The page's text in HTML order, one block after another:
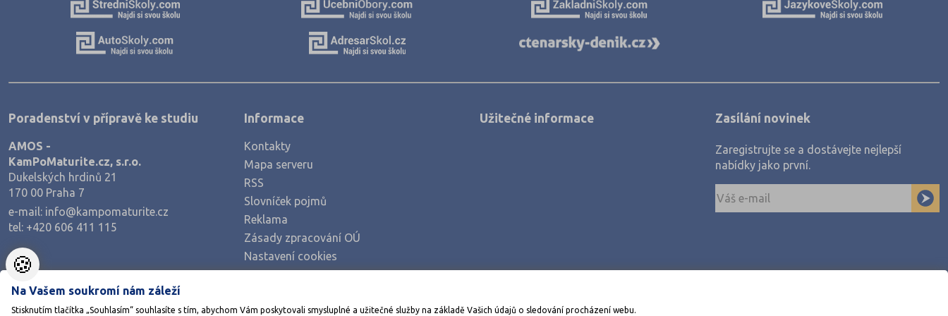
Kutná Hora (33)
Nový Jičín (70)
Poradenství v přípravě ke studiu
AMOS -
KamPoMaturite.cz, s.r.o.
Dukelských hrdinů 21
170 00 Praha 7
e-mail: info@kampomaturite.cz
tel: +420 606 411 115
Informace
Kontakty
Mapa serveru
RSS
Slovníček pojmů
Reklama
Zásady zpracování OÚ
Nastavení cookies
Stáhněte si aplikaci Adresář škol
Užitečné informace Zasílání novinek
Zaregistrujte se a dostávejte nejlepší
nabídky jako první.
🍪
Na Vašem soukromí nám záleží
Stisknutím tlačítka „Souhlasím“ souhlasíte s tím, abychom Vám poskytovali smysluplné a užitečné služby na základě Vašich údajů o sledování procházení webu.